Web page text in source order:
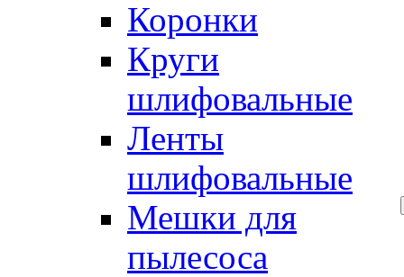
Коронки
Круги
шлифовальные
Ленты
шлифовальные
Мешки для
пылесоса